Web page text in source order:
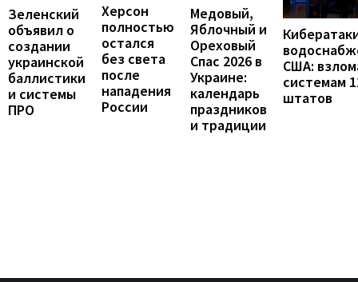
Зеленский
объявил о
создании
украинской
баллистики
и системы
ПРО
Херсон
полностью
остался
без света
после
нападения
России
Медовый,
Яблочный и
Ореховый
Спас 2026 в
Украине:
календарь
праздников
и традиции
США:
системам
штатов